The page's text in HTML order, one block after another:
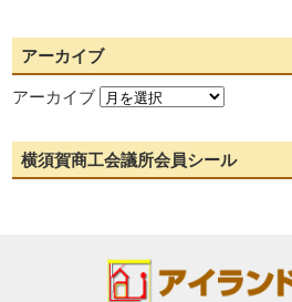
アーカイブ
アーカイブ
横須賀商工会議所会員シール